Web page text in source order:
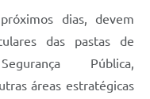
dias, devem
das pastas de
Pública,
áreas estratégicas